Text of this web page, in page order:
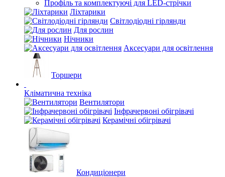
Профіль та комплектуючі для LED-стрічки
Ліхтарики
Світлодіодні гірлянди
Для рослин
Нічники
Аксесуари для освітлення
Торшери
Кліматична техніка
Вентилятори
Інфрачервоні обігрівачі
Керамічні обігрівачі
Кондиціонери